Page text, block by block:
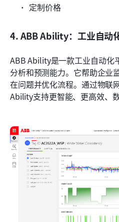
定制价格
4. ABB Ability：工业自动
ABB Ability是一款工业自动化
分析和预测能力。它帮助企业
在问题并优化流程。通过物联
Ability支持更智能、更高效、